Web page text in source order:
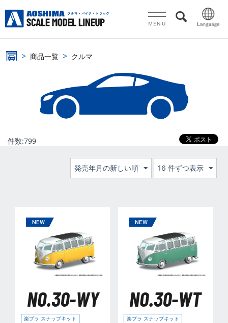
MENU
商品一覧 クルマ
件数:799
発売年月の新しい順 16 件ずつ表示
NO.30-WY
楽プラ スナップキット
NO.30-WT
楽プラ スナップキット